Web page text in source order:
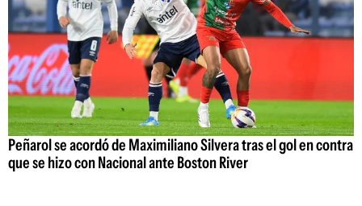
Peñarol se acordó de Maximiliano Silvera tras el gol en contra
que se hizo con Nacional ante Boston River